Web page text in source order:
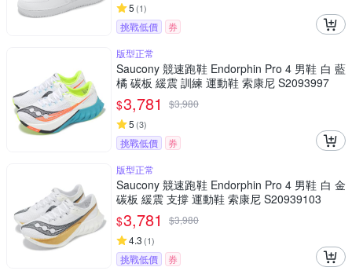
5 (1)
挑戰低價
券
版型正常
Saucony 競速跑鞋 Endorphin Pro 4 男鞋 白 藍
橘 碳板 緩震 訓練 運動鞋 索康尼 S2093997
$3,781 $3,980
5 (3)
挑戰低價
券
版型正常
Saucony 競速跑鞋 Endorphin Pro 4 男鞋 白 金
碳板 緩震 支撐 運動鞋 索康尼 S20939103
$3,781 $3,980
4.3 (1)
挑戰低價
券